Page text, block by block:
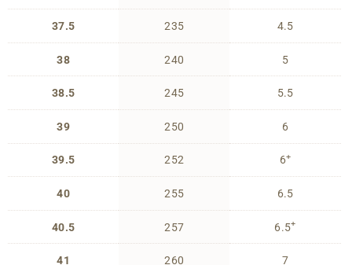
37.5
38
38.5
39
39.5
40
40.5
41
235
240
245
250
252
255
257
260
4.5
5
5.5
6
6+
6.5
6.5+
7